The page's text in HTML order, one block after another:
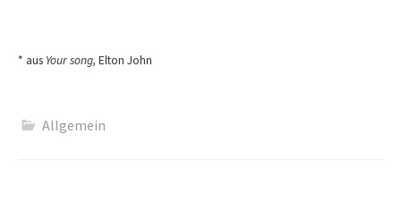
* aus Your song, Elton John
Allgemein